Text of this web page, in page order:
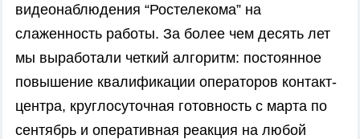
видеонаблюдения “Ростелекома” на
слаженность работы. За более чем десять лет
мы выработали четкий алгоритм: постоянное
повышение квалификации операторов контакт-
центра, круглосуточная готовность с марта по
сентябрь и оперативная реакция на любой